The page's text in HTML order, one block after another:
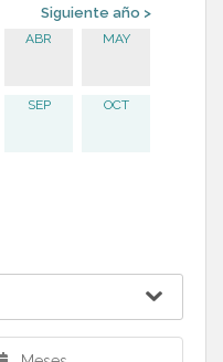
Siguiente año >
ABR MAY
SEP OCT